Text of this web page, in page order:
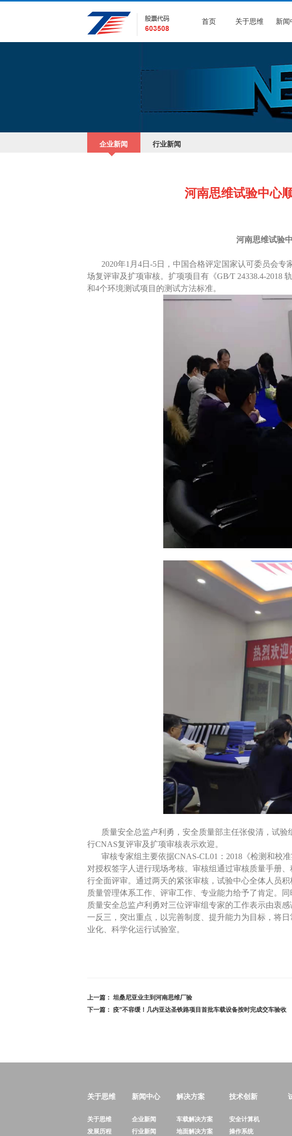
首页 关于思维 新闻
企业新闻 行业新闻
河南思维试验中心
河南思维试验
2020年1月4日-5日，中国合格评定国家认可委员会专
场复评审及扩项审核。扩项项目有《GB∕T 24338.4-
和4个环境测试项目的测试方法标准。
质量安全总监卢利勇，安全质量部主任张俊清，试验
行CNAS复评审及扩项审核表示欢迎。
审核专家组主要依据CNAS-CL01：2018《检测和校准
对授权签字人进行现场考核。审核组通过审核质量手册
行全面评审。通过两天的紧张审核，试验中心全体人员
质量管理体系工作、评审工作、专业能力给予了肯定。
质量安全总监卢利勇对三位评审组专家的工作表示由衷
一反三，突出重点，以完善制度、提升能力为目标，将
业化、科学化运行试验室。
上一篇： 坦桑尼亚业主到河南思维厂验
下一篇： 疫”不容缓！几内亚达圣铁路项目首批车载设备按时完成交车验收
关于思维
关于思维
发展历程
新闻中心
企业新闻
行业新闻
解决方案
车载解决方案
地面解决方案
技术创新
安全计算机
操作系统